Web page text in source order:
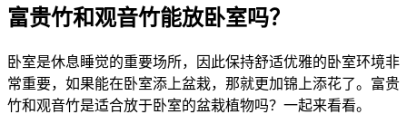
富贵竹和观音竹能放卧室吗？
卧室是休息睡觉的重要场所，因此保持舒适优雅的卧室环境非
常重要，如果能在卧室添上盆栽，那就更加锦上添花了。富贵
竹和观音竹是适合放于卧室的盆栽植物吗？一起来看看。